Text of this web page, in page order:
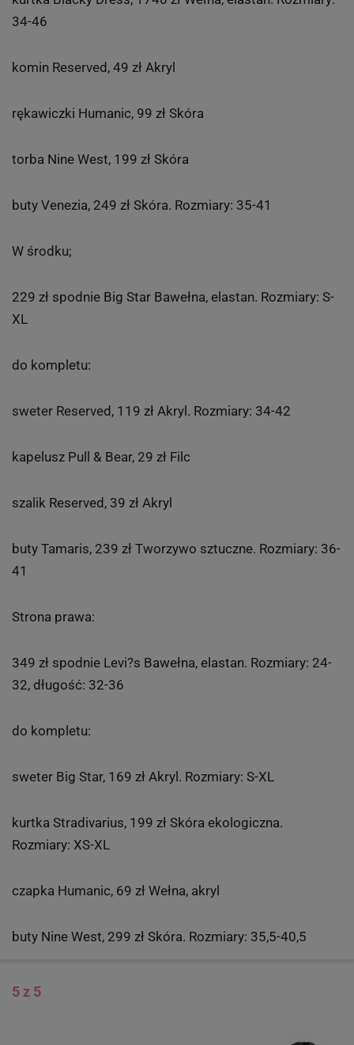
34-46
komin Reserved, 49 zł Akryl
rękawiczki Humanic, 99 zł Skóra
torba Nine West, 199 zł Skóra
buty Venezia, 249 zł Skóra. Rozmiary: 35-41
W środku;
229 zł spodnie Big Star Bawełna, elastan. Rozmiary: S-
XL
do kompletu:
sweter Reserved, 119 zł Akryl. Rozmiary: 34-42
kapelusz Pull & Bear, 29 zł Filc
szalik Reserved, 39 zł Akryl
buty Tamaris, 239 zł Tworzywo sztuczne. Rozmiary: 36-
41
Strona prawa:
349 zł spodnie Levi?s Bawełna, elastan. Rozmiary: 24-
32, długość: 32-36
do kompletu:
sweter Big Star, 169 zł Akryl. Rozmiary: S-XL
kurtka Stradivarius, 199 zł Skóra ekologiczna.
Rozmiary: XS-XL
czapka Humanic, 69 zł Wełna, akryl
buty Nine West, 299 zł Skóra. Rozmiary: 35,5-40,5
5 z 5